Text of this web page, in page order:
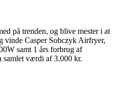
på trenden, og blive mester i at
vinde Casper Sobczyk Airfryer,
samt 1 års forbrug af
samlet værdi af 3.000 kr.